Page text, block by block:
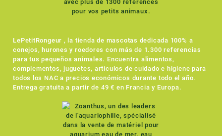
LePetitRongeur , la tienda de mascotas dedicada 100% a
conejos, hurones y roedores con más de 1.300 referencias
para tus pequeños animales. Encuentra alimentos,
complementos, juguetes, artículos de cuidado e higiene para
todos los NAC a precios económicos durante todo el año.
Entrega gratuita a partir de 49 € en Francia y Europa.